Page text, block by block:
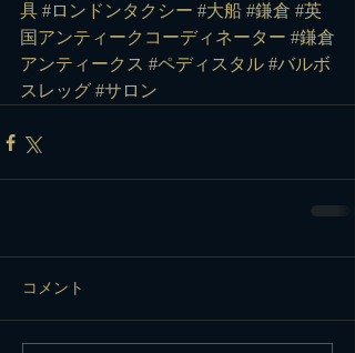
具 #ロンドンタクシー #大船 #鎌倉 #英
国アンティークコーディネーター #鎌倉
アンティークス #ペディスタル #バルボ
スレッグ #サロン
コメント